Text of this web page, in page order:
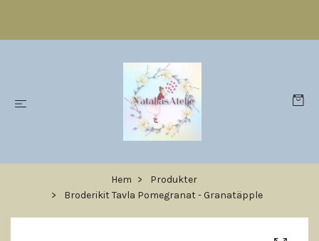
Hem
Produkter
Broderikit Tavla Pomegranat - Granatäpple